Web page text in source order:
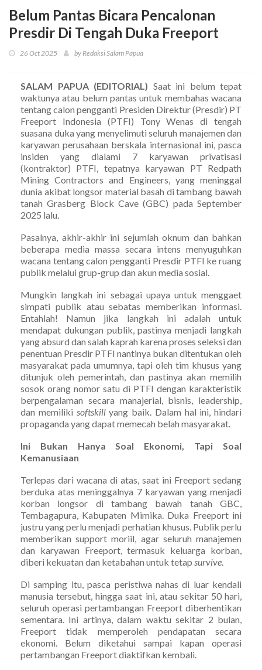
Belum Pantas Bicara Pencalonan
Presdir Di Tengah Duka Freeport
26 Oct 2025 by Redaksi Salam Papua
SALAM PAPUA (EDITORIAL) Saat ini belum tepat
waktunya atau belum pantas untuk membahas wacana
tentang calon pengganti Presiden Direktur (Presdir) PT
Freeport Indonesia (PTFI) Tony Wenas di tengah
suasana duka yang menyelimuti seluruh manajemen dan
karyawan perusahaan berskala internasional ini, pasca
insiden yang dialami 7 karyawan privatisasi
(kontraktor) PTFI, tepatnya karyawan PT Redpath
Mining Contractors and Engineers, yang meninggal
dunia akibat longsor material basah di tambang bawah
tanah Grasberg Block Cave (GBC) pada September
2025 lalu.
Pasalnya, akhir-akhir ini sejumlah oknum dan bahkan
beberapa media massa secara intens menyuguhkan
wacana tentang calon pengganti Presdir PTFI ke ruang
publik melalui grup-grup dan akun media sosial.
Mungkin langkah ini sebagai upaya untuk menggaet
simpati publik atau sebatas memberikan informasi.
Entahlah! Namun jika langkah ini adalah untuk
mendapat dukungan publik, pastinya menjadi langkah
yang absurd dan salah kaprah karena proses seleksi dan
penentuan Presdir PTFI nantinya bukan ditentukan oleh
masyarakat pada umumnya, tapi oleh tim khusus yang
ditunjuk oleh pemerintah, dan pastinya akan memilih
sosok orang nomor satu di PTFI dengan karakteristik
berpengalaman secara manajerial, bisnis, leadership,
dan memiliki softskillyang baik. Dalam hal ini, hindari
propaganda yang dapat memecah belah masyarakat.
Ini Bukan Hanya Soal Ekonomi, Tapi Soal
Kemanusiaan
Terlepas dari wacana di atas, saat ini Freeport sedang
berduka atas meninggalnya 7 karyawan yang menjadi
korban longsor di tambang bawah tanah GBC,
Tembagapura, Kabupaten Mimika. Duka Freeport ini
justru yang perlu menjadi perhatian khusus. Publik perlu
memberikan support moriil, agar seluruh manajemen
dan karyawan Freeport, termasuk keluarga korban,
diberi kekuatan dan ketabahan untuk tetap survive
Di samping itu, pasca peristiwa nahas di luar kendali
manusia tersebut, hingga saat ini, atau sekitar 50 hari,
seluruh operasi pertambangan Freeport diberhentikan
sementara. Ini artinya, dalam waktu sekitar 2 bulan,
Freeport tidak memperoleh pendapatan secara
ekonomi. Belum diketahui sampai kapan operasi
pertambangan Freeport diaktifkan kembali.